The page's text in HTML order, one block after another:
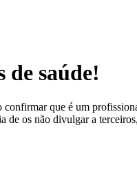
saúde!
que é um
de os não divulgar a